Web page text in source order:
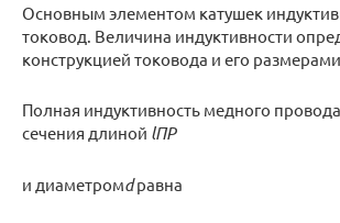
Основным элементом катушек
токовод. Величина индуктивности
конструкцией токовода и его размерами.
Полная индуктивность медного провода
сечения длиной lПР
и диаметромdравна